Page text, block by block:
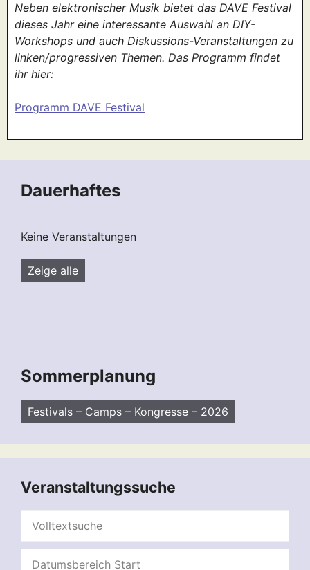
Neben elektronischer Musik bietet das DAVE Festival
dieses Jahr eine interessante Auswahl an DIY-
Workshops und auch Diskussions-Veranstaltungen zu
linken/progressiven Themen. Das Programm findet
ihr hier:
Programm DAVE Festival
Dauerhaftes
Keine Veranstaltungen
Zeige alle
Sommerplanung
Festivals – Camps – Kongresse – 2026
Veranstaltungssuche